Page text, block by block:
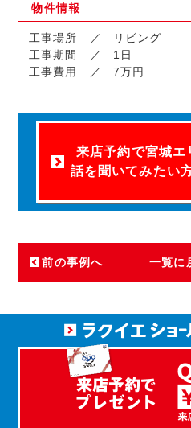
物件情報
工事場所
リビング
工事期間
1日
工事費用
7万円
来店予約で宮城エ
話を聞いてみたい
前の事例へ 一覧に